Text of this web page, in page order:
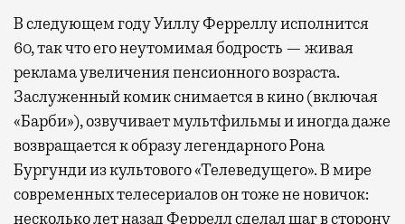
в лаунжах. В аэропортах их обычно
несколько — в разных зонах воздушных
гаваней. На некоторых вокзалах — тоже.
Лаунжи доступны на Ленинградском,
Павелецком, Казанском, Ярославском
и Курском вокзалах.Попасть в бизнес-залы
могут держатели карт Mir Supreme. Причем
не только в столице. Всего доступно более
1000 бизнес-залов по всему миру.
В следующем году Уиллу Ферреллу исполнится
60, так что его неутомимая бодрость — живая
реклама увеличения пенсионного возраста.
Заслуженный комик снимается в кино (включая
«Барби»), озвучивает мультфильмы и иногда даже
возвращается к образу легендарного Рона
Бургунди из культового «Телеведущего». В мире
современных телесериалов он тоже не новичок:
несколько лет назад Феррелл сделал шаг в сторону